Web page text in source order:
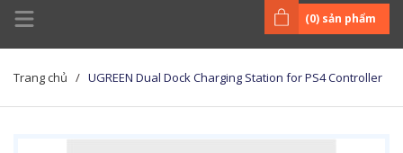
(0) sản phẩm
Trang chủ / UGREEN Dual Dock Charging Station for PS4 Controller